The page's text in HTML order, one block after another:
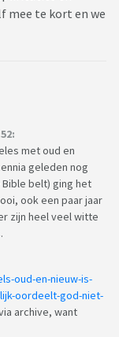
mee te kort en we
met oud en
geleden nog
belt) ging het
ook een paar jaar
zijn heel veel witte
oud-en-nieuw-is-
oordeelt-god-niet-
archive, want